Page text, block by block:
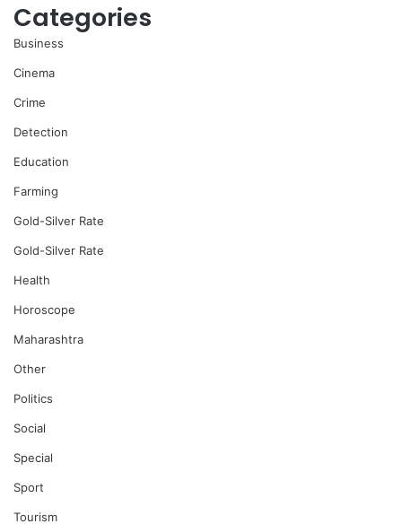
Categories
Business
Cinema
Crime
Detection
Education
Farming
Gold-Silver Rate
Gold-Silver Rate
Health
Horoscope
Maharashtra
Other
Politics
Social
Special
Sport
Tourism